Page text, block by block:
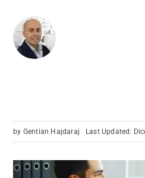
by Gentian Hajdaraj Last Updated: